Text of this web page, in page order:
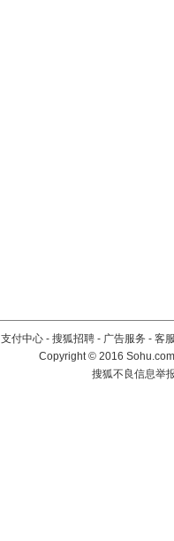
支付中心 - 搜狐招聘 - 广告服务 - 客
Copyright©2016
搜狐不良信息举